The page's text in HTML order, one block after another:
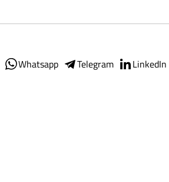
Whatsapp Telegram LinkedIn